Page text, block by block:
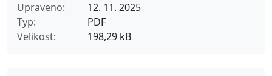
Upraveno
12. 11. 2025
Typ
PDF
Velikost
198,29 kB